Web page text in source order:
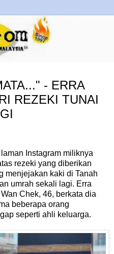
- ERRA
REZEKI TUNAI
Instagram miliknya
rezeki yang diberikan
menjejakan kaki di Tanah
umrah sekali lagi. Erra
Chek, 46, berkata dia
beberapa orang
seperti ahli keluarga.